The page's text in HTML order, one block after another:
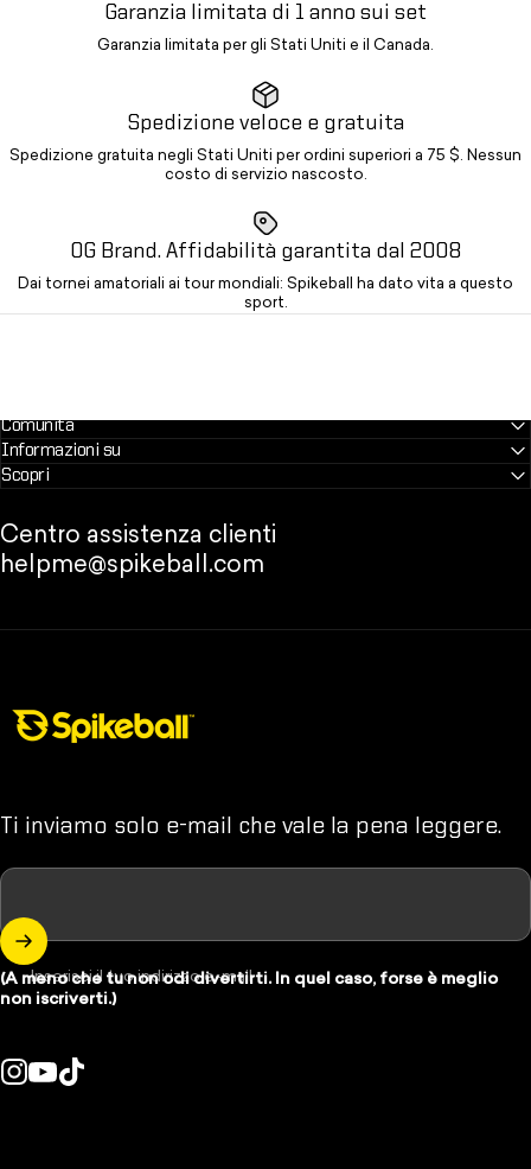
Garanzia limitata di 1 anno sui set
Garanzia limitata per gli Stati Uniti e il Canada.
Spedizione veloce e gratuita
Spedizione gratuita negli Stati Uniti per ordini superiori a 75 $. Nessun
costo di servizio nascosto.
OG Brand. Affidabilità garantita dal 2008
Dai tornei amatoriali ai tour mondiali: Spikeball ha dato vita a questo
sport.
Comunità
Informazioni su
Scopri
Centro assistenza clienti
helpme@spikeball.com
Ti inviamo solo e-mail che vale la pena leggere.
Inserisci il tuo indirizzo e-mail
(A meno che tu non odi divertirti. In quel caso, forse è meglio
non iscriverti.)